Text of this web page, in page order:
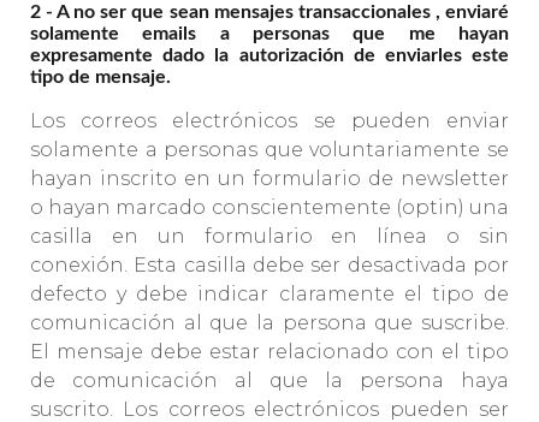
2 - A no ser que sean mensajes transaccionales , enviaré
solamente emails a personas que me hayan
expresamente dado la autorización de enviarles este
tipo de mensaje.
Los correos electrónicos se pueden enviar
solamente a personas que voluntariamente se
hayan inscrito en un formulario de newsletter
o hayan marcado conscientemente (optin) una
casilla en un formulario en línea o sin
conexión. Esta casilla debe ser desactivada por
defecto y debe indicar claramente el tipo de
comunicación al que la persona que suscribe.
El mensaje debe estar relacionado con el tipo
de comunicación al que la persona haya
suscrito. Los correos electrónicos pueden ser